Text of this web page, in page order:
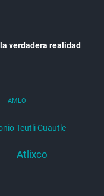
verdadera realidad
AMLO
Teutli Cuautle
Atlixco